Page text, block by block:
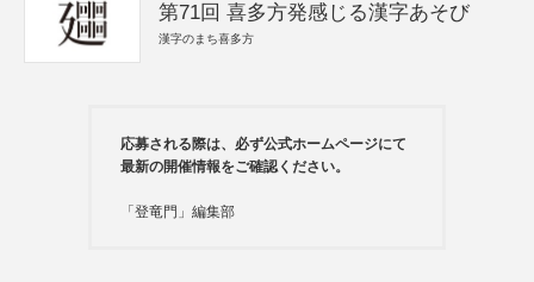
第71回 喜多方発感じる漢字あそび
漢字のまち喜多方
応募される際は、必ず公式ホームページにて
最新の開催情報をご確認ください。
「登竜門」編集部